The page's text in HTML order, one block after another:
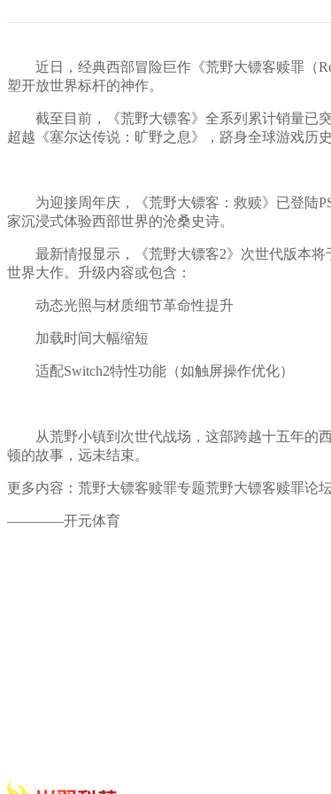
近日，经典西部冒险巨作《荒野大镖客赎罪（
塑开放世界标杆的神作。
截至目前，《荒野大镖客》全系列累计销量已突
超越《塞尔达传说：旷野之息》，跻身全球游戏历
为迎接周年庆，《荒野大镖客：救赎》已登陆
家沉浸式体验西部世界的沧桑史诗。
最新情报显示，《荒野大镖客2》次世代版本将
世界大作。升级内容或包含：
动态光照与材质细节革命性提升
加载时间大幅缩短
适配Switch2特性功能（如触屏操作优化）
从荒野小镇到次世代战场，这部跨越十五年的西
顿的故事，远未结束。
更多内容：荒野大镖客赎罪专题荒野大镖客赎罪论
————开元体育